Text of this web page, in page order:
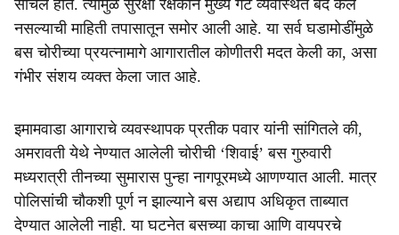
साचले होते. त्यामुळे सुरक्षा रक्षकाने मुख्य गेट व्यवस्थित बंद केले
नसल्याची माहिती तपासातून समोर आली आहे. या सर्व घडामोडींमुळे
बस चोरीच्या प्रयत्नामागे आगारातील कोणीतरी मदत केली का, असा
गंभीर संशय व्यक्त केला जात आहे.
इमामवाडा आगाराचे व्यवस्थापक प्रतीक पवार यांनी सांगितले की,
अमरावती येथे नेण्यात आलेली चोरीची ‘शिवाई’ बस गुरुवारी
मध्यरात्री तीनच्या सुमारास पुन्हा नागपूरमध्ये आणण्यात आली. मात्र
पोलिसांची चौकशी पूर्ण न झाल्याने बस अद्याप अधिकृत ताब्यात
देण्यात आलेली नाही. या घटनेत बसच्या काचा आणि वायपरचे